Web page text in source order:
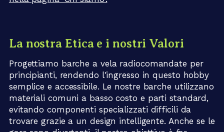
La nostra Etica e i nostri Valori
Progettiamo barche a vela radiocomandate per
principianti, rendendo l'ingresso in questo hobby
semplice e accessibile. Le nostre barche utilizzano
materiali comuni a basso costo e parti standard,
evitando componenti specializzati difficili da
trovare grazie a un design intelligente. Anche se le